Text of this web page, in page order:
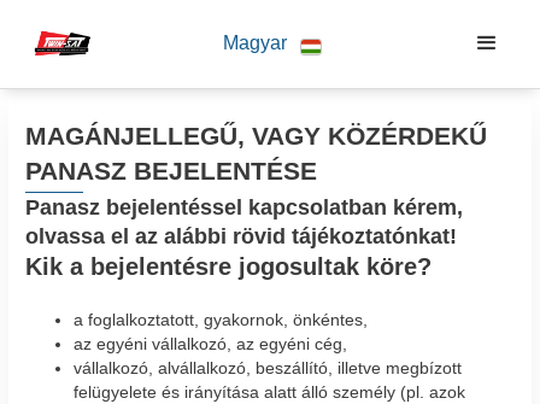
Magyar
MAGÁNJELLEGŰ, VAGY KÖZÉRDEKŰ
PANASZ BEJELENTÉSE
Panasz bejelentéssel kapcsolatban kérem,
olvassa el az alábbi rövid tájékoztatónkat!
Kik a bejelentésre jogosultak köre?
a foglalkoztatott, gyakornok, önkéntes,
az egyéni vállalkozó, az egyéni cég,
vállalkozó, alvállalkozó, beszállító, illetve megbízott
felügyelete és irányítása alatt álló személy (pl. azok